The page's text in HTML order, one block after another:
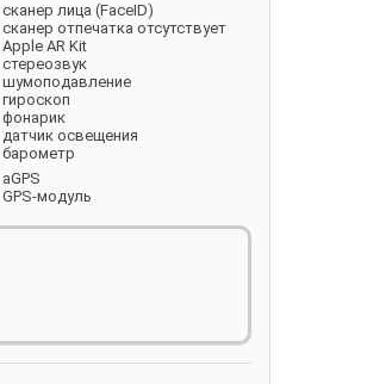
сканер лица (FaceID)
сканер отпечатка отсутствует
Apple AR Kit
стереозвук
шумоподавление
гироскоп
фонарик
датчик освещения
барометр
aGPS
GPS-модуль
Galileo
Power Delivery 3.0